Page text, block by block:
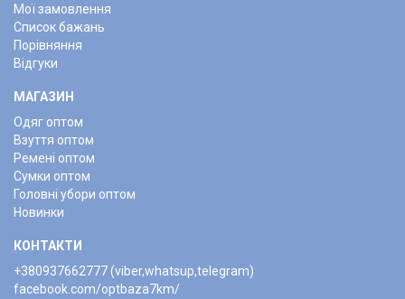
Мої замовлення
Список бажань
Порівняння
Відгуки
МАГАЗИН
Одяг оптом
Взуття оптом
Ремені оптом
Сумки оптом
Головні убори оптом
Новинки
КОНТАКТИ
+380937662777 (viber,whatsup,telegram)
facebook.com/optbaza7km/